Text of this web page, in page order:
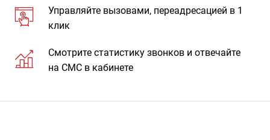
Управляйте вызовами, переадресацией в 1
клик
Смотрите статистику звонков и отвечайте
на СМС в кабинете